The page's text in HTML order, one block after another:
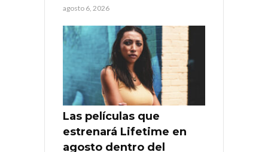
agosto 6, 2026
Las películas que
estrenará Lifetime en
agosto dentro del